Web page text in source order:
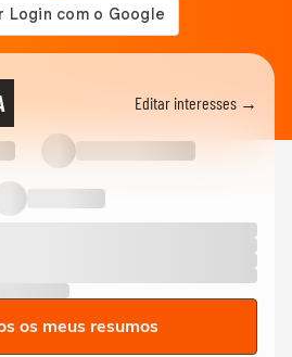
Editar interesses →
os meus resumos